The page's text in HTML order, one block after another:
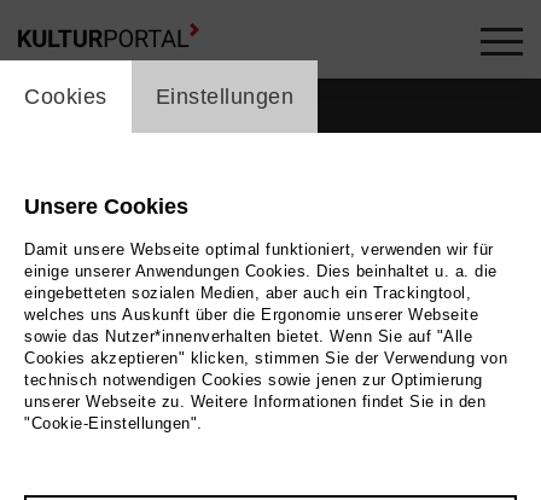
cookie_layer
Cookies Einstellungen
Unsere Cookies
Damit unsere Webseite optimal funktioniert, verwenden wir für
einige unserer Anwendungen Cookies. Dies beinhaltet u. a. die
eingebetteten sozialen Medien, aber auch ein Trackingtool,
welches uns Auskunft über die Ergonomie unserer Webseite
sowie das Nutzer*innenverhalten bietet. Wenn Sie auf "Alle
Cookies akzeptieren" klicken, stimmen Sie der Verwendung von
technisch notwendigen Cookies sowie jenen zur Optimierung
unserer Webseite zu. Weitere Informationen findet Sie in den
"Cookie-Einstellungen".